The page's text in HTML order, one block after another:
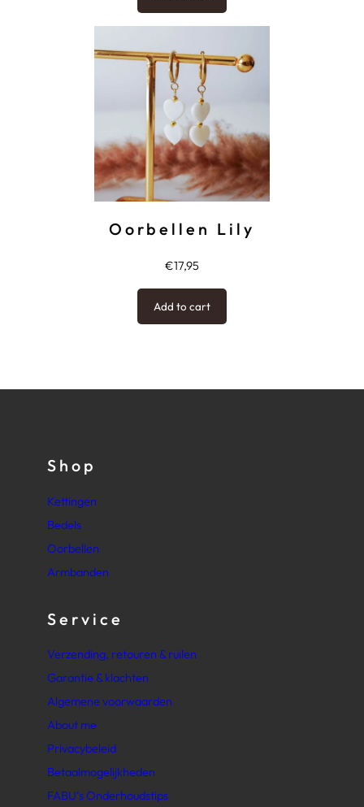
Oorbellen Lily
€17,95
Add to cart
Shop
Kettingen
Bedels
Oorbellen
Armbanden
Service
Verzending, retouren & ruilen
Garantie & klachten
Algemene voorwaarden
About me
Privacybeleid
Betaalmogelijkheden
FABU’s Onderhoudstips